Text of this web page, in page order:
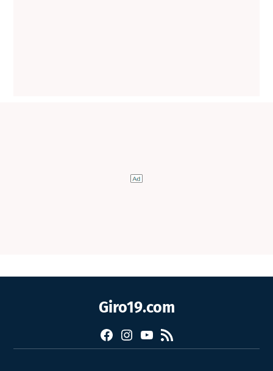
Giro19.com
FacebookInstagram
YouTube
RSS